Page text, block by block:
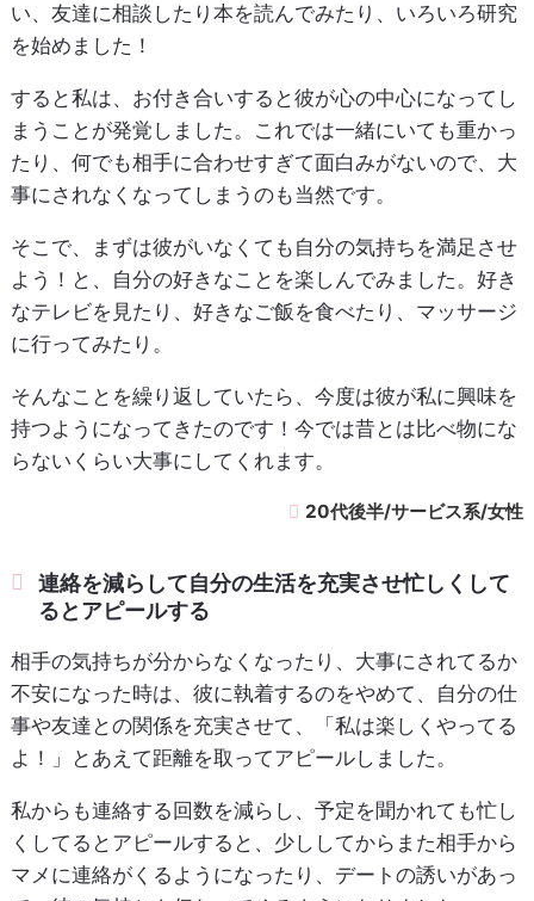
い、友達に相談したり本を読んでみたり、いろいろ研究
を始めました！
すると私は、お付き合いすると彼が心の中心になってし
まうことが発覚しました。これでは一緒にいても重かっ
たり、何でも相手に合わせすぎて面白みがないので、大
事にされなくなってしまうのも当然です。
そこで、まずは彼がいなくても自分の気持ちを満足させ
よう！と、自分の好きなことを楽しんでみました。好き
なテレビを見たり、好きなご飯を食べたり、マッサージ
に行ってみたり。
そんなことを繰り返していたら、今度は彼が私に興味を
持つようになってきたのです！今では昔とは比べ物にな
らないくらい大事にしてくれます。
20代後半/サービス系/女性
連絡を減らして自分の生活を充実させ忙しくして
るとアピールする
相手の気持ちが分からなくなったり、大事にされてるか
不安になった時は、彼に執着するのをやめて、自分の仕
事や友達との関係を充実させて、「私は楽しくやってる
よ！」とあえて距離を取ってアピールしました。
私からも連絡する回数を減らし、予定を聞かれても忙し
くしてるとアピールすると、少ししてからまた相手から
マメに連絡がくるようになったり、デートの誘いがあっ